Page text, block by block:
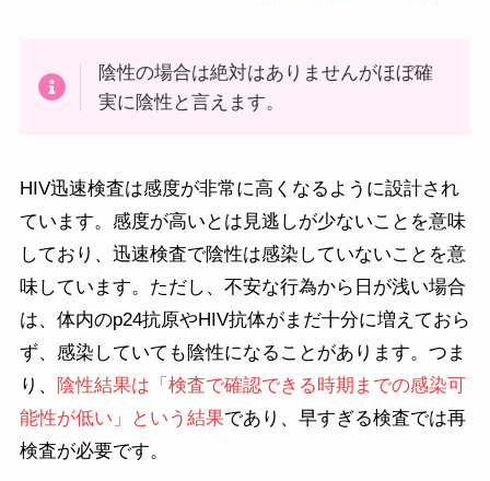
陰性の場合は絶対はありませんがほぼ確
実に陰性と言えます。
HIV迅速検査は感度が非常に高くなるように設計され
ています。感度が高いとは見逃しが少ないことを意味
しており、迅速検査で陰性は感染していないことを意
味しています。ただし、不安な行為から日が浅い場合
は、体内のp24抗原やHIV抗体がまだ十分に増えておら
ず、感染していても陰性になることがあります。つま
り、
陰性結果は「検査で確認できる時期までの感染可
能性が低い」という結果であり、早すぎる検査では再
検査が必要です。